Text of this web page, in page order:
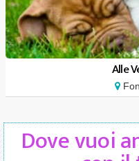
Alle
Dove vuoi